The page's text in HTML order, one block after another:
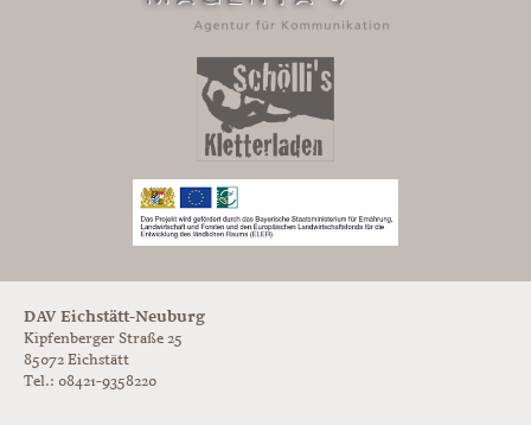
DAV Eichstätt-Neuburg
Kipfenberger Straße 25
85072 Eichstätt
Tel.: 08421-9358220